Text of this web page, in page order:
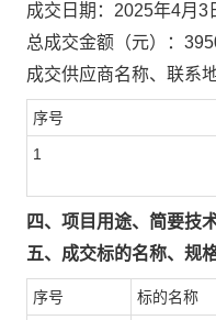
成交日期： 2025年4月3
总成交金额（元）：
成交供应商名称、联系
序号
1
四、项目用途、简要技
五、成交标的名称、规
序号 标的名称